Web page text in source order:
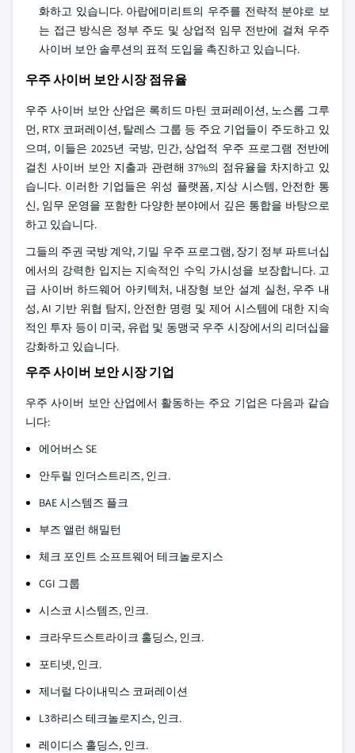
화하고 있습니다. 아랍에미리트의 우주를 전략적 분야로 보
는 접근 방식은 정부 주도 및 상업적 임무 전반에 걸쳐 우주
사이버 보안 솔루션의 표적 도입을 촉진하고 있습니다.
우주 사이버 보안 시장 점유율
우주 사이버 보안 산업은 록히드 마틴 코퍼레이션, 노스롭 그루
먼, RTX 코퍼레이션, 탈레스 그룹 등 주요 기업들이 주도하고 있
으며, 이들은 2025년 국방, 민간, 상업적 우주 프로그램 전반에
걸친 사이버 보안 지출과 관련해 37%의 점유율을 차지하고 있
습니다. 이러한 기업들은 위성 플랫폼, 지상 시스템, 안전한 통
신, 임무 운영을 포함한 다양한 분야에서 깊은 통합을 바탕으로
하고 있습니다.
그들의 주권 국방 계약, 기밀 우주 프로그램, 장기 정부 파트너십
에서의 강력한 입지는 지속적인 수익 가시성을 보장합니다. 고
급 사이버 하드웨어 아키텍처, 내장형 보안 설계 실천, 우주 내
성, AI 기반 위협 탐지, 안전한 명령 및 제어 시스템에 대한 지속
적인 투자 등이 미국, 유럽 및 동맹국 우주 시장에서의 리더십을
강화하고 있습니다.
우주 사이버 보안 시장 기업
우주 사이버 보안 산업에서 활동하는 주요 기업은 다음과 같습
니다:
에어버스 SE
안두릴 인더스트리즈, 인크.
BAE 시스템즈 플크
부즈 앨런 해밀턴
체크 포인트 소프트웨어 테크놀로지스
CGI 그룹
시스코 시스템즈, 인크.
크라우드스트라이크 홀딩스, 인크.
포티넷, 인크.
제너럴 다이내믹스 코퍼레이션
L3하리스 테크놀로지스, 인크.
레이디스 홀딩스, 인크.